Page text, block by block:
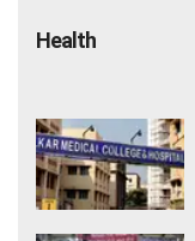
Health